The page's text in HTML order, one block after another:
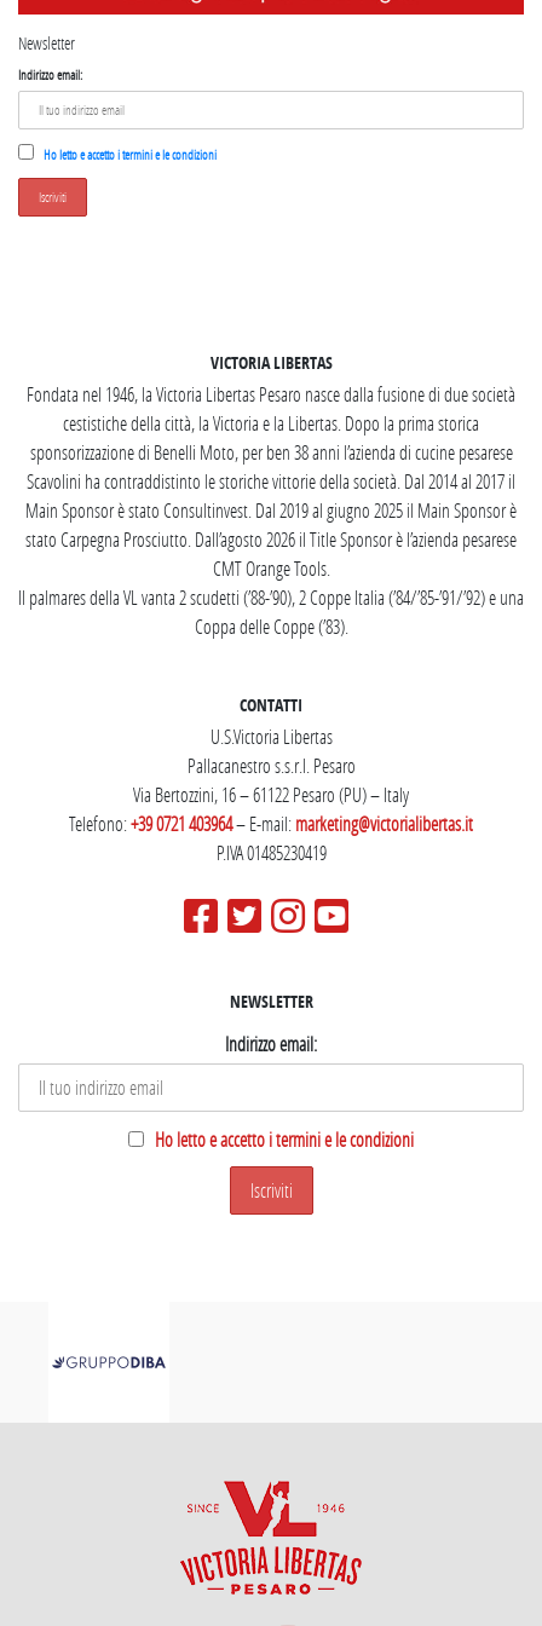
Newsletter
Indirizzo email:
Ho letto e accetto i termini e le condizioni
VICTORIA LIBERTAS
Fondata nel 1946, la Victoria Libertas Pesaro nasce dalla fusione di due società
cestistiche della città, la Victoria e la Libertas. Dopo la prima storica
sponsorizzazione di Benelli Moto, per ben 38 anni l’azienda di cucine pesarese
Scavolini ha contraddistinto le storiche vittorie della società. Dal 2014 al 2017 il
Main Sponsor è stato Consultinvest. Dal 2019 al giugno 2025 il Main Sponsor è
stato Carpegna Prosciutto. Dall’agosto 2026 il Title Sponsor è l’azienda pesarese
CMT Orange Tools.
Il palmares della VL vanta 2 scudetti (’88-’90), 2 Coppe Italia (’84/’85-’91/’92) e una
Coppa delle Coppe (’83).
CONTATTI
U.S.Victoria Libertas
Pallacanestro s.s.r.l. Pesaro
Via Bertozzini, 16 – 61122 Pesaro (PU) – Italy
Telefono:+39 0721 403964– E-mail:marketing@victorialibertas.it
P.IVA 01485230419
NEWSLETTER
Indirizzo email:
Ho letto e accetto i termini e le condizioni